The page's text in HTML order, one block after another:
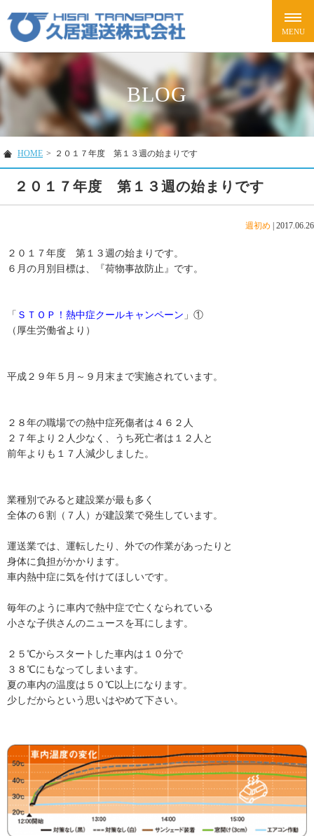
BLOG
HOME > ２０１７年度 第１３週の始まりです
２０１７年度 第１３週の始まりです
週初め 2017.06.26
２０１７年度 第１３週の始まりです。
６月の月別目標は、『荷物事故防止』です。
「 ＳＴＯＰ！熱中症クールキャンペーン 」①
（厚生労働省より）
平成２９年５月～９月末まで実施されています。
２８年の職場での熱中症死傷者は４６２人
２７年より２人少なく、うち死亡者は１２人と
前年よりも１７人減少しました。
業種別でみると建設業が最も多く
全体の６割（７人）が建設業で発生しています。
運送業では、運転したり、外での作業があったりと
身体に負担がかかります。
車内熱中症に気を付けてほしいです。
毎年のように車内で熱中症で亡くなられている
小さな子供さんのニュースを耳にします。
２５℃からスタートした車内は１０分で
３８℃にもなってしまいます。
夏の車内の温度は５０℃以上になります。
少しだからという思いはやめて下さい。